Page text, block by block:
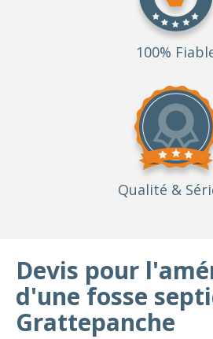
100%
Qualité &
Devis pour
d'une fosse
Grattepanche